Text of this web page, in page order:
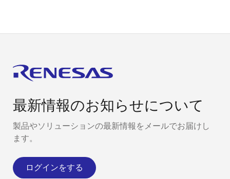
最新情報のお知らせについて
製品やソリューションの最新情報をメールでお届けし
ます。
ログインをする